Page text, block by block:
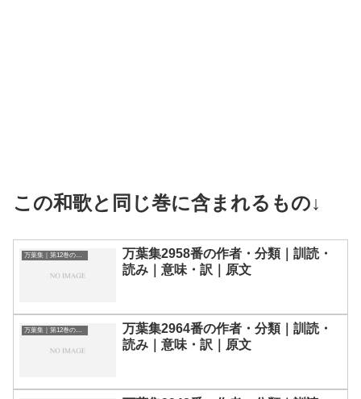
この和歌と同じ巻に含まれるもの↓
万葉集｜第12巻の和歌一覧
万葉集2958番の作者・分類｜訓読・
読み｜意味・訳｜原文
万葉集｜第12巻の和歌一覧
万葉集2964番の作者・分類｜訓読・
読み｜意味・訳｜原文